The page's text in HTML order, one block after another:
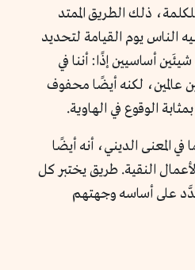
ذلك الطريق الممتد
الناس يوم القيامة لتحديد
أساسيين إذًا: أننا في
عالمين، لكنه أيضًا محفوف
الوقوع في الهاوية.
المعنى الديني، أنه أيضًا
النقية. طريق يختبر كل
على أساسه وجهتهم